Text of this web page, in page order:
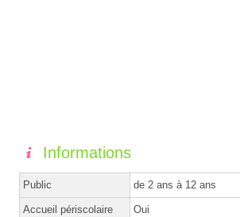
Informations
Public de 2 ans à 12 ans
Accueil périscolaire Oui